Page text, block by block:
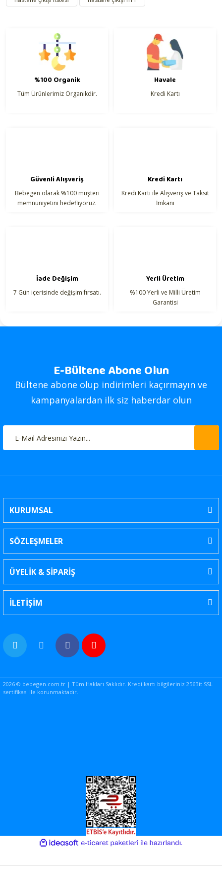
Bu ürüne benzer farklı alternatifler olmalı.
%100 Organik
Tüm Ürünlerimiz Organikdir.
Havale
Kredi Kartı
Güvenli Alışveriş
Bebegen olarak %100 müşteri
memnuniyetini hedefliyoruz.
Kredi Kartı
Kredi Kartı ile Alışveriş ve Taksit
İmkanı
İade Değişim
7 Gün içerisinde değişim fırsatı.
Yerli Üretim
%100 Yerli ve Milli Üretim
Garantisi
E-Bültene Abone Olun
Bültene abone olup indirimleri kaçırmayın ve
kampanyalardan ilk siz haberdar olun
KURUMSAL
SÖZLEŞMELER
ÜYELİK & SİPARİŞ
İLETİŞİM
2026 © bebegen.com.tr | Tüm Hakları Saklıdır. Kredi kartı bilgileriniz 256Bit SSL
sertifikası ile korunmaktadır.
ideasoft
e-